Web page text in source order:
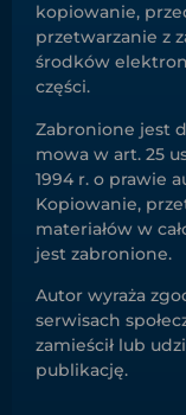
kopiowanie,
przetwarzanie z
środków
części.
Zabronione jest
mowa w art. 25
1994 r. o prawie
Kopiowanie,
materiałów w
jest zabronione.
Autor wyraża
serwisach
zamieścił lub
publikację.